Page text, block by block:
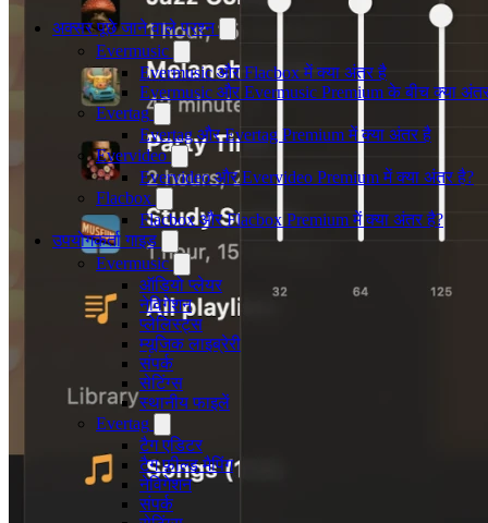
अक्सर पूछे जाने वाले प्रश्न
Evermusic
Evermusic और Flacbox में क्या अंतर है
Evermusic और Evermusic Premium के बीच क्या
Evertag
Evertag और Evertag Premium में क्या अंतर है
Evervideo
Evervideo और Evervideo Premium में क्या अंतर है?
Flacbox
Flacbox और Flacbox Premium में क्या अंतर है?
उपयोगकर्ता गाइड
Evermusic
ऑडियो प्लेयर
नेविगेशन
प्लेलिस्ट्स
म्यूजिक लाइब्रेरी
संपर्क
सेटिंग्स
स्थानीय फाइलें
Evertag
टैग एडिटर
टैग फ़ील्ड मैपिंग
नेविगेशन
संपर्क